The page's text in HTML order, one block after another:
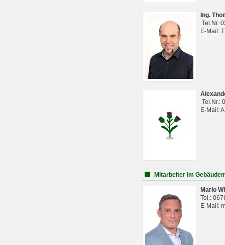
Ing.
Tel.Nr.
E-Mail:
Tel.Nr.:
E-Mail:
Mitarbeiter im
Mario
Tel.:
E-Mail: